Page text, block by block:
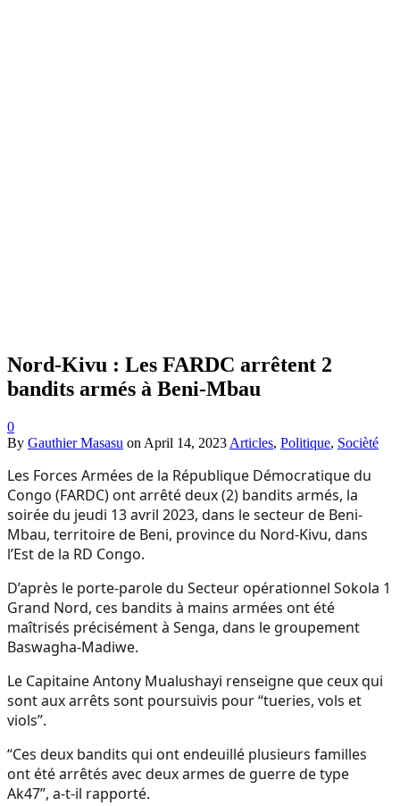
Nord-Kivu : Les FARDC arrêtent 2
bandits armés à Beni-Mbau
0
By Gauthier Masasu on April 14, 2023 Articles, Politique, Socièté
Les Forces Armées de la République Démocratique du
Congo (FARDC) ont arrêté deux (2) bandits armés, la
soirée du jeudi 13 avril 2023, dans le secteur de Beni-
Mbau, territoire de Beni, province du Nord-Kivu, dans
l’Est de la RD Congo.
D’après le porte-parole du Secteur opérationnel Sokola 1
Grand Nord, ces bandits à mains armées ont été
maîtrisés précisément à Senga, dans le groupement
Baswagha-Madiwe.
Le Capitaine Antony Mualushayi renseigne que ceux qui
sont aux arrêts sont poursuivis pour “tueries, vols et
viols”.
“Ces deux bandits qui ont endeuillé plusieurs familles
ont été arrêtés avec deux armes de guerre de type
Ak47”, a-t-il rapporté.